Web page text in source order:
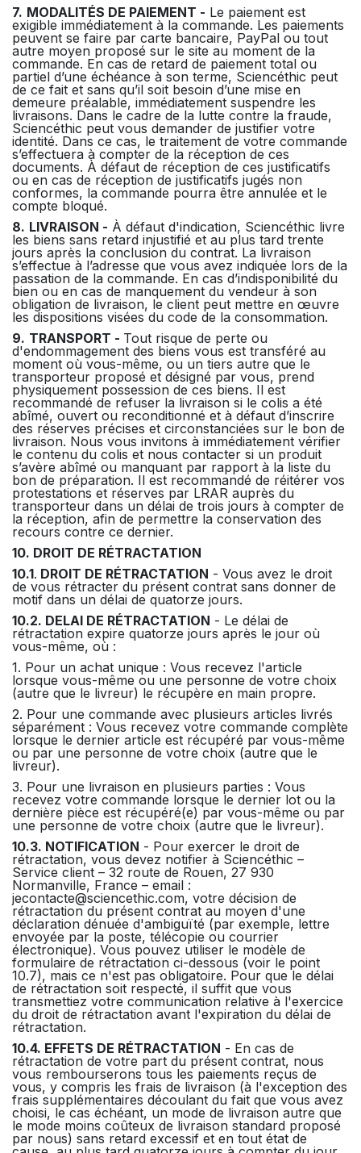
7. MODALITÉS DE PAIEMENT - Le paiement est
exigible immédiatement à la commande. Les paiements
peuvent se faire par carte bancaire, PayPal ou tout
autre moyen proposé sur le site au moment de la
commande. En cas de retard de paiement total ou
partiel d’une échéance à son terme, Sciencéthic peut
de ce fait et sans qu’il soit besoin d’une mise en
demeure préalable, immédiatement suspendre les
livraisons. Dans le cadre de la lutte contre la fraude,
Sciencéthic peut vous demander de justifier votre
identité. Dans ce cas, le traitement de votre commande
s’effectuera à compter de la réception de ces
documents. À défaut de réception de ces justificatifs
ou en cas de réception de justificatifs jugés non
conformes, la commande pourra être annulée et le
compte bloqué.
8. LIVRAISON - À défaut d'indication, Sciencéthic livre
les biens sans retard injustifié et au plus tard trente
jours après la conclusion du contrat. La livraison
s’effectue à l’adresse que vous avez indiquée lors de la
passation de la commande. En cas d’indisponibilité du
bien ou en cas de manquement du vendeur à son
obligation de livraison, le client peut mettre en œuvre
les dispositions visées du code de la consommation.
9. TRANSPORT - Tout risque de perte ou
d'endommagement des biens vous est transféré au
moment où vous-même, ou un tiers autre que le
transporteur proposé et désigné par vous, prend
physiquement possession de ces biens. Il est
recommandé de refuser la livraison si le colis a été
abîmé, ouvert ou reconditionné et à défaut d’inscrire
des réserves précises et circonstanciées sur le bon de
livraison. Nous vous invitons à immédiatement vérifier
le contenu du colis et nous contacter si un produit
s’avère abîmé ou manquant par rapport à la liste du
bon de préparation. Il est recommandé de réitérer vos
protestations et réserves par LRAR auprès du
transporteur dans un délai de trois jours à compter de
la réception, afin de permettre la conservation des
recours contre ce dernier.
10. DROIT DE RÉTRACTATION
10.1. DROIT DE RÉTRACTATION - Vous avez le droit
de vous rétracter du présent contrat sans donner de
motif dans un délai de quatorze jours.
10.2. DELAI DE RÉTRACTATION - Le délai de
rétractation expire quatorze jours après le jour où
vous-même, où :
1. Pour un achat unique : Vous recevez l'article
lorsque vous-même ou une personne de votre choix
(autre que le livreur) le récupère en main propre.
2. Pour une commande avec plusieurs articles livrés
séparément : Vous recevez votre commande complète
lorsque le dernier article est récupéré par vous-même
ou par une personne de votre choix (autre que le
livreur).
3. Pour une livraison en plusieurs parties : Vous
recevez votre commande lorsque le dernier lot ou la
dernière pièce est récupéré(e) par vous-même ou par
une personne de votre choix (autre que le livreur).
10.3. NOTIFICATION - Pour exercer le droit de
rétractation, vous devez notifier à Sciencéthic –
Service client – 32 route de Rouen, 27 930
Normanville, France – email :
jecontacte@sciencethic.com, votre décision de
rétractation du présent contrat au moyen d'une
déclaration dénuée d'ambiguïté (par exemple, lettre
envoyée par la poste, télécopie ou courrier
électronique). Vous pouvez utiliser le modèle de
formulaire de rétractation ci-dessous (voir le point
10.7), mais ce n'est pas obligatoire. Pour que le délai
de rétractation soit respecté, il suffit que vous
transmettiez votre communication relative à l'exercice
du droit de rétractation avant l'expiration du délai de
rétractation.
10.4. EFFETS DE RÉTRACTATION - En cas de
rétractation de votre part du présent contrat, nous
vous rembourserons tous les paiements reçus de
vous, y compris les frais de livraison (à l'exception des
frais supplémentaires découlant du fait que vous avez
choisi, le cas échéant, un mode de livraison autre que
le mode moins coûteux de livraison standard proposé
par nous) sans retard excessif et en tout état de